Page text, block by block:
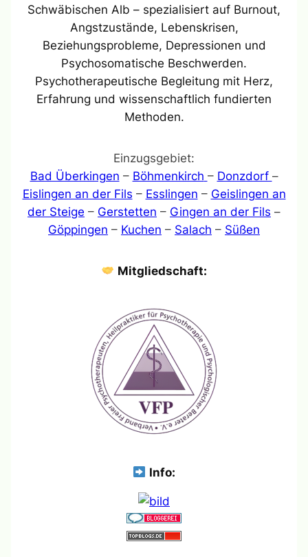
Schwäbischen Alb – spezialisiert auf Burnout,
Angstzustände, Lebenskrisen,
Beziehungsprobleme, Depressionen und
Psychosomatische Beschwerden.
Psychotherapeutische Begleitung mit Herz,
Erfahrung und wissenschaftlich fundierten
Methoden.
Einzugsgebiet:
Bad Überkingen – Böhmenkirch – Donzdorf –
Eislingen an der Fils – Esslingen – Geislingen an
der Steige – Gerstetten – Gingen an der Fils –
Göppingen – Kuchen – Salach – Süßen
Mitgliedschaft:
Info: